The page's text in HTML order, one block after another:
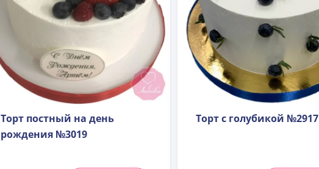
Торт постный на день
рождения №3019
Торт с голубикой №2917